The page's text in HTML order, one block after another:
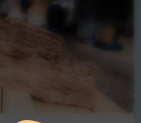
Cette visualisation
vous permet d'apprécier
des travaux avant même
commencent, facilitant
prises de décision.
une performance
optimale dès la
ou qu'il s'agisse d'une
lourde ou légère, notre